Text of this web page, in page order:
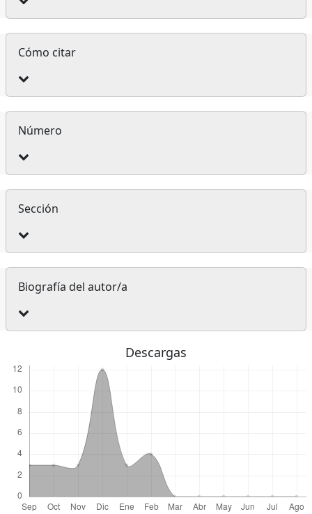
Detalles
del
artículo
Cómo citar
Número
Sección
Biografía del autor/a
Descargas